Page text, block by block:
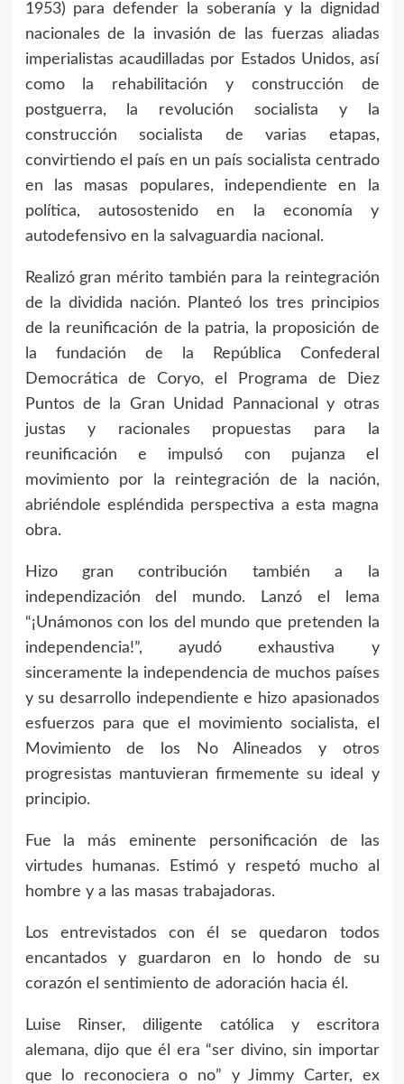
1953) para defender la soberanía y la dignidad
nacionales de la invasión de las fuerzas aliadas
imperialistas acaudilladas por Estados Unidos, así
como la rehabilitación y construcción de
postguerra, la revolución socialista y la
construcción socialista de varias etapas,
convirtiendo el país en un país socialista centrado
en las masas populares, independiente en la
política, autosostenido en la economía y
autodefensivo en la salvaguardia nacional.
Realizó gran mérito también para la reintegración
de la dividida nación. Planteó los tres principios
de la reunificación de la patria, la proposición de
la fundación de la República Confederal
Democrática de Coryo, el Programa de Diez
Puntos de la Gran Unidad Pannacional y otras
justas y racionales propuestas para la
reunificación e impulsó con pujanza el
movimiento por la reintegración de la nación,
abriéndole espléndida perspectiva a esta magna
obra.
Hizo gran contribución también a la
independización del mundo. Lanzó el lema
“¡Unámonos con los del mundo que pretenden la
independencia!”, ayudó exhaustiva y
sinceramente la independencia de muchos países
y su desarrollo independiente e hizo apasionados
esfuerzos para que el movimiento socialista, el
Movimiento de los No Alineados y otros
progresistas mantuvieran firmemente su ideal y
principio.
Fue la más eminente personificación de las
virtudes humanas. Estimó y respetó mucho al
hombre y a las masas trabajadoras.
Los entrevistados con él se quedaron todos
encantados y guardaron en lo hondo de su
corazón el sentimiento de adoración hacia él.
Luise Rinser, diligente católica y escritora
alemana, dijo que él era “ser divino, sin importar
que lo reconociera o no” y Jimmy Carter, ex